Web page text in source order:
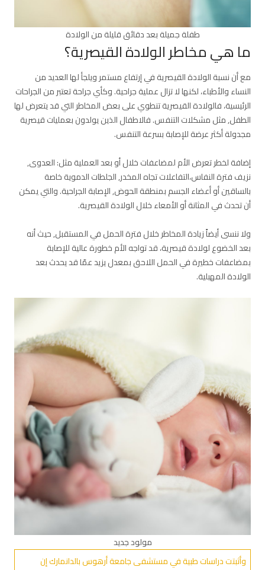
طفلة جميلة بعد دقائق قليلة من الولادة
ما هي مخاطر الولادة القيصرية؟
مع أن نسبة الولادة القيصرية في إرتفاع مستمر ويلجأ لها العديد من
النساء والأطباء، لكنها لا تزال عملية جراحية. وكأي جراحة تعتبر من الجراحات
الرئيسية، فالولادة القيصرية تنطوي على بعض المخاطر التي قد يتعرض لها
الطفل, مثل مشكلات التنفس. فالاطفال الذين يولدون بعمليات قيصرية
مجدولة أكثر عرضة للإصابة بسرعة التنفس.
إضافة لخطر تعرض الأم لمضاعفات خلال أو بعد العملية مثل: العدوى,
نزيف فترة النفاس،التفاعلات تجاه المخدر, الجلطات الدموية خاصة
بالساقين أو أعضاء الجسم بمنطقة الحوض, الإصابة الجراحية. والتي يمكن
أن تحدث في المثانة أو الأمعاء خلال الولادة القيصرية.
ولا ننسى أيضاً زيادة المخاطر خلال فترة الحمل في المستقبل, حيث أنه
بعد الخضوع لولادة قيصرية، قد تواجه الأم خطورة عالية للإصابة
بمضاعفات خطيرة في الحمل اللاحق بمعدل يزيد عمّا قد يحدث بعد
الولادة المهبلية.
مولود جديد
وأثبتت دراسات طبية في مستشفى جامعة أرهوس بالدانمارك إن